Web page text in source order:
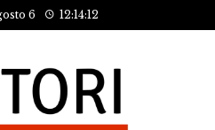
6 12:14:12